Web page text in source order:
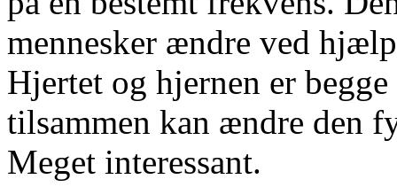
mennesker ændre ved
Hjertet og hjernen er
tilsammen kan ændre den
Meget interessant.